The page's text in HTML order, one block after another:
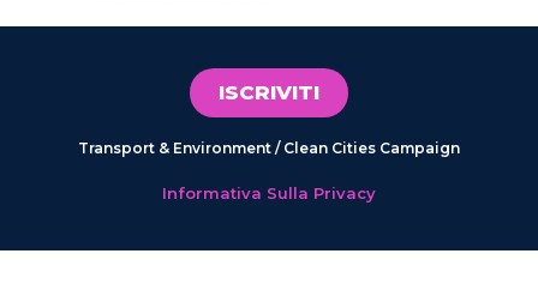
ISCRIVITI
Transport & Environment / Clean Cities Campaign
Informativa Sulla Privacy